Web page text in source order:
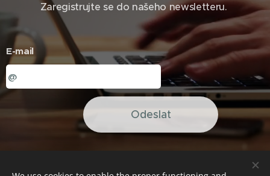
Zaregistrujte se do našeho newsletteru.
E-mail
Odeslat